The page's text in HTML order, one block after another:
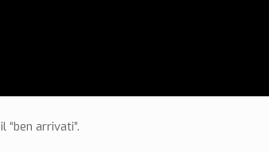
arrivati”.